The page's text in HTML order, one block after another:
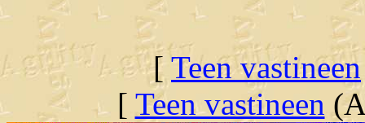
[ Teen vastineen
[ Teen vastineen